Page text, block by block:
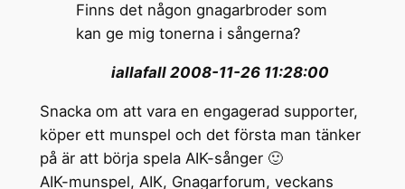
Finns det någon gnagarbroder som
kan ge mig tonerna i sångerna?
iallafall 2008-11-26 11:28:00
Snacka om att vara en engagerad supporter,
köper ett munspel och det första man tänker
på är att börja spela AIK-sånger 🙂
AIK-munspel, AIK, Gnagarforum, veckans